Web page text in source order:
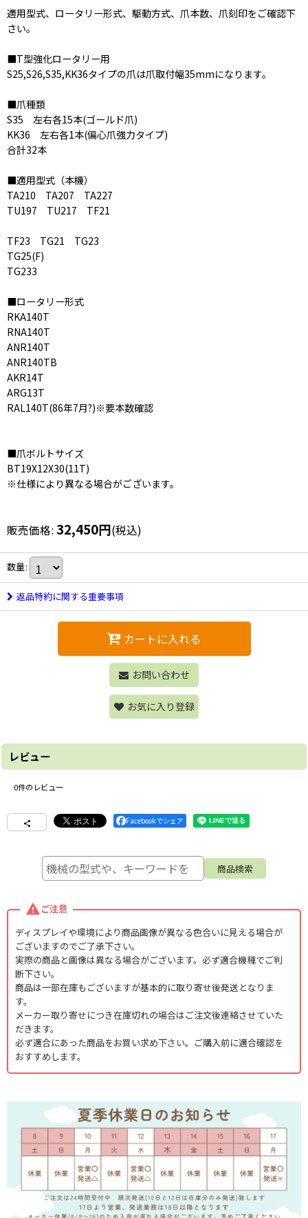
適用型式、ロータリー形式、駆動方式、爪本数、爪刻印をご確認下
さい。
■T型強化ロータリー用
S25,S26,S35,KK36タイプの爪は爪取付幅35mmになります。
■爪種類
S35 左右各15本(ゴールド爪)
KK36 左右各1本(偏心爪強力タイプ)
合計32本
■適用型式（本機）
TA210 TA207 TA227
TU197 TU217 TF21
TF23 TG21 TG23
TG25(F)
TG233
■ロータリー形式
RKA140T
RNA140T
ANR140T
ANR140TB
AKR14T
ARG13T
RAL140T(86年7月?)※要本数確認
■爪ボルトサイズ
BT19X12X30(11T)
※仕様により異なる場合がございます。
販売価格: 32,450円(税込)
数量:
返品特約に関する重要事項
カートに入れる
お問い合わせ
お気に入り登録
レビュー
0件のレビュー
Facebookでシェア
ご注意
ディスプレイや環境により商品画像が異なる色合いに見える場合が
ございますのでご了承下さい。
実際の商品と画像は異なる場合がございます。必ず適合機種でご判
断下さい。
商品は一部在庫もございますが基本的に取り寄せ後発送となりま
す。
メーカー取り寄せにつき在庫切れの場合はご注文後連絡させていた
だきます。
必ず適合にあった商品をお買い求め下さい。ご購入前に適合確認を
おすすめします。